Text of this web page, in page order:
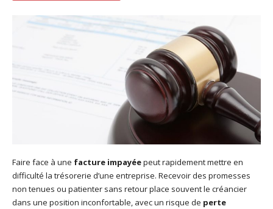
Faire face à une facture impayéepeut rapidement mettre en
difficulté la trésorerie d’une entreprise. Recevoir des promesses
non tenues ou patienter sans retour place souvent le créancier
dans une position inconfortable, avec un risque de perte